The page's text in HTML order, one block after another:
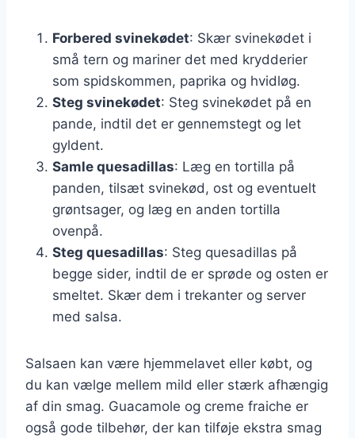
Forbered svinekødet: Skær svinekødet i
små tern og mariner det med krydderier
som spidskommen, paprika og hvidløg.
Steg svinekødet: Steg svinekødet på en
pande, indtil det er gennemstegt og let
gyldent.
Samle quesadillas: Læg en tortilla på
panden, tilsæt svinekød, ost og eventuelt
grøntsager, og læg en anden tortilla
ovenpå.
Steg quesadillas: Steg quesadillas på
begge sider, indtil de er sprøde og osten er
smeltet. Skær dem i trekanter og server
med salsa.
Salsaen kan være hjemmelavet eller købt, og
du kan vælge mellem mild eller stærk afhængig
af din smag. Guacamole og creme fraiche er
også gode tilbehør, der kan tilføje ekstra smag